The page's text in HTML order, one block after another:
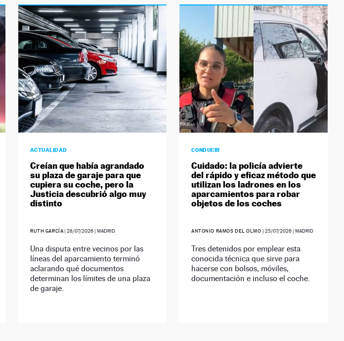
ACTUALIDAD
Creían que había agrandado
su plaza de garaje para que
cupiera su coche, pero la
Justicia descubrió algo muy
distinto
RUTH GARCÍA |28/07/2026 | MADRID
Una disputa entre vecinos por las
líneas del aparcamiento terminó
aclarando qué documentos
determinan los límites de una plaza
de garaje.
CONDUCIR
Cuidado: la policía advierte
del rápido y eficaz método que
utilizan los ladrones en los
aparcamientos para robar
objetos de los coches
ANTONIO RAMOS DEL OLMO | 25/07/2026| MADRID
Tres detenidos por emplear esta
conocida técnica que sirve para
hacerse con bolsos, móviles,
documentación e incluso el coche.